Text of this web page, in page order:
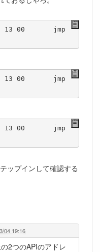
C5 13 00       jmp
C6 13 00       jmp
C6 13 00       jmp
ップインして確認する
04 19:16
2つのAPIのアドレ